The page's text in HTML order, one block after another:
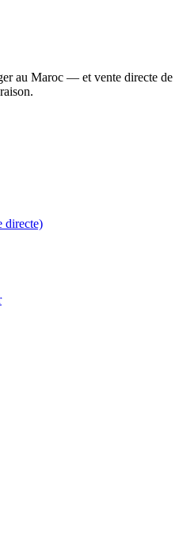
au Maroc — et vente directe de
directe)